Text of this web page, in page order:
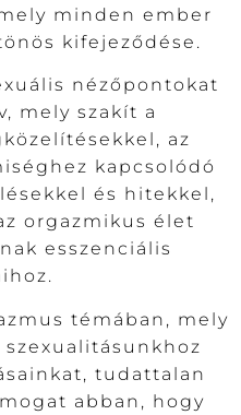
minden ember
kifejeződése.
nézőpontokat
mely szakít a
az
kapcsolódó
és hitekkel,
orgazmikus élet
esszenciális
témában, mely
tudattalan
abban, hogy